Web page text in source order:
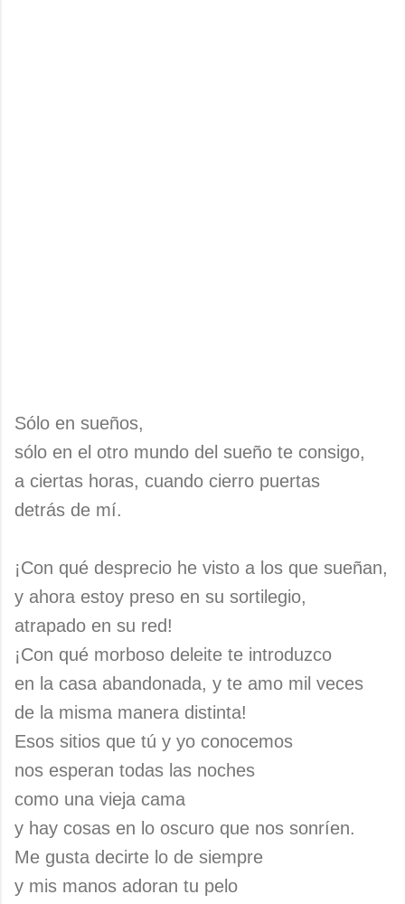
Sólo en sueños,
sólo en el otro mundo del sueño te consigo,
a ciertas horas, cuando cierro puertas
detrás de mí.
¡Con qué desprecio he visto a los que sueñan,
y ahora estoy preso en su sortilegio,
atrapado en su red!
¡Con qué morboso deleite te introduzco
en la casa abandonada, y te amo mil veces
de la misma manera distinta!
Esos sitios que tú y yo conocemos
nos esperan todas las noches
como una vieja cama
y hay cosas en lo oscuro que nos sonríen.
Me gusta decirte lo de siempre
y mis manos adoran tu pelo